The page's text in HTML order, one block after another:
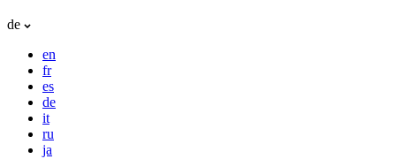
de
en
fr
es
de
it
ru
ja